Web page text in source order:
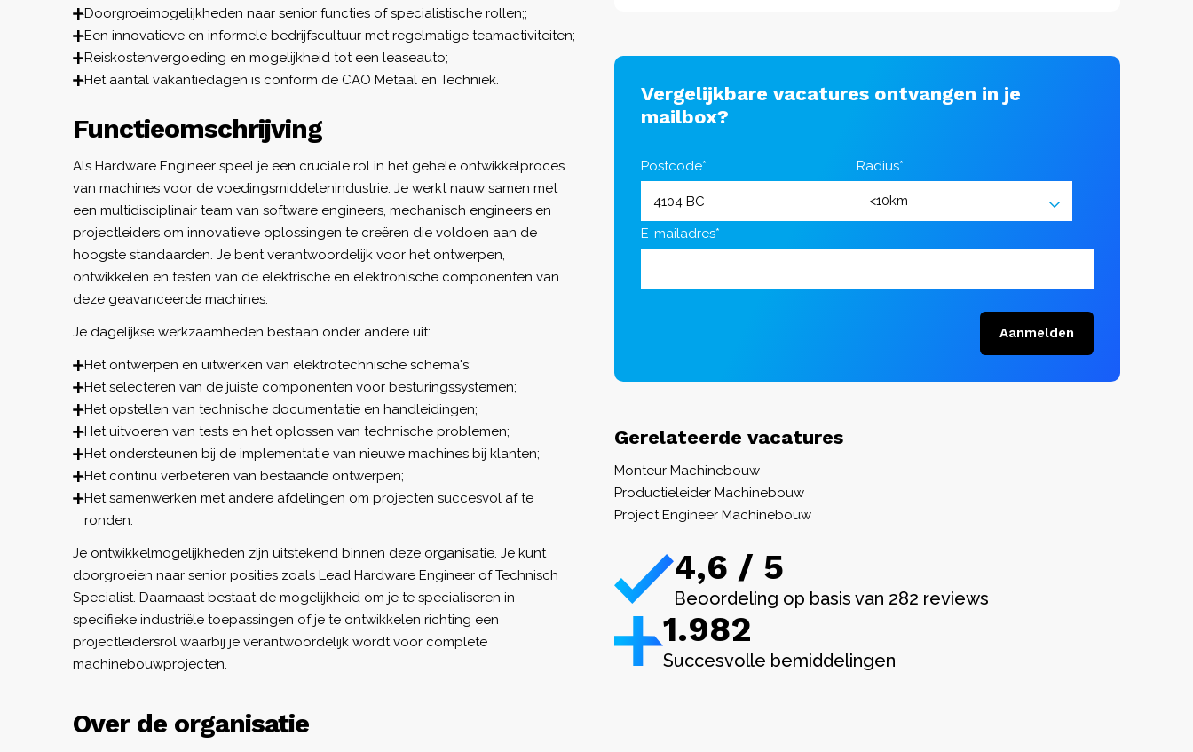
Doorgroeimogelijkheden naar senior functies of specialistische rollen;;
Een innovatieve en informele bedrijfscultuur met regelmatige teamactiviteiten;
Reiskostenvergoeding en mogelijkheid tot een leaseauto;
Het aantal vakantiedagen is conform de CAO Metaal en Techniek.
Functieomschrijving
Als Hardware Engineer speel je een cruciale rol in het gehele ontwikkelproces
van machines voor de voedingsmiddelenindustrie. Je werkt nauw samen met
een multidisciplinair team van software engineers, mechanisch engineers en
projectleiders om innovatieve oplossingen te creëren die voldoen aan de
hoogste standaarden. Je bent verantwoordelijk voor het ontwerpen,
ontwikkelen en testen van de elektrische en elektronische componenten van
deze geavanceerde machines.
Je dagelijkse werkzaamheden bestaan onder andere uit:
Het ontwerpen en uitwerken van elektrotechnische schema's;
Het selecteren van de juiste componenten voor besturingssystemen;
Het opstellen van technische documentatie en handleidingen;
Het uitvoeren van tests en het oplossen van technische problemen;
Het ondersteunen bij de implementatie van nieuwe machines bij klanten;
Het continu verbeteren van bestaande ontwerpen;
Het samenwerken met andere afdelingen om projecten succesvol af te
ronden.
Je ontwikkelmogelijkheden zijn uitstekend binnen deze organisatie. Je kunt
doorgroeien naar senior posities zoals Lead Hardware Engineer of Technisch
Specialist. Daarnaast bestaat de mogelijkheid om je te specialiseren in
specifieke industriële toepassingen of je te ontwikkelen richting een
projectleidersrol waarbij je verantwoordelijk wordt voor complete
machinebouwprojecten.
Over de organisatie
Vergelijkbare vacatures ontvangen in je
mailbox?
Postcode* Radius*
E-mailadres*
Aanmelden
Gerelateerde vacatures
Monteur Machinebouw
Productieleider Machinebouw
Project Engineer Machinebouw
4,6 / 5
Beoordeling op basis van 282 reviews
1.982
Succesvolle bemiddelingen